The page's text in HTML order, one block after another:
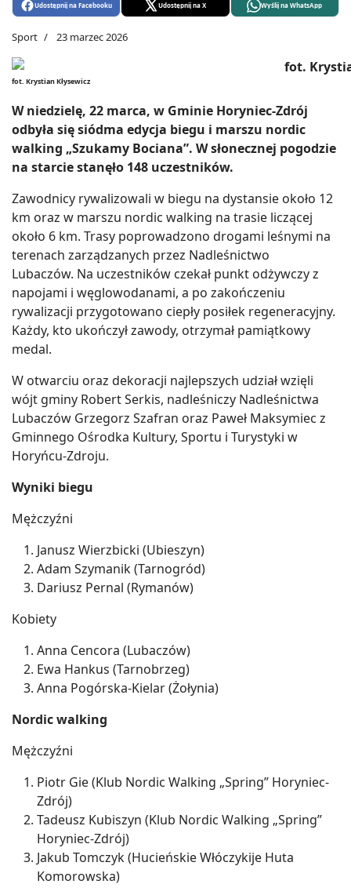
Udostępnij na Facebooku Udostępnij na X Wyślij na WhatsApp
Sport 23 marzec 2026
fot. Krystian Kłysewicz
W niedzielę, 22 marca, w Gminie Horyniec-Zdrój
odbyła się siódma edycja biegu i marszu nordic
walking „Szukamy Bociana”. W słonecznej pogodzie
na starcie stanęło 148 uczestników.
Zawodnicy rywalizowali w biegu na dystansie około 12
km oraz w marszu nordic walking na trasie liczącej
około 6 km. Trasy poprowadzono drogami leśnymi na
terenach zarządzanych przez Nadleśnictwo
Lubaczów. Na uczestników czekał punkt odżywczy z
napojami i węglowodanami, a po zakończeniu
rywalizacji przygotowano ciepły posiłek regeneracyjny.
Każdy, kto ukończył zawody, otrzymał pamiątkowy
medal.
W otwarciu oraz dekoracji najlepszych udział wzięli
wójt gminy Robert Serkis, nadleśniczy Nadleśnictwa
Lubaczów Grzegorz Szafran oraz Paweł Maksymiec z
Gminnego Ośrodka Kultury, Sportu i Turystyki w
Horyńcu-Zdroju.
Wyniki biegu
Mężczyźni
Janusz Wierzbicki (Ubieszyn)
Adam Szymanik (Tarnogród)
Dariusz Pernal (Rymanów)
Kobiety
Anna Cencora (Lubaczów)
Ewa Hankus (Tarnobrzeg)
Anna Pogórska-Kielar (Żołynia)
Nordic walking
Mężczyźni
Piotr Gie (Klub Nordic Walking „Spring” Horyniec-
Zdrój)
Tadeusz Kubiszyn (Klub Nordic Walking „Spring”
Horyniec-Zdrój)
Jakub Tomczyk (Hucieńskie Włóczykije Huta
Komorowska)